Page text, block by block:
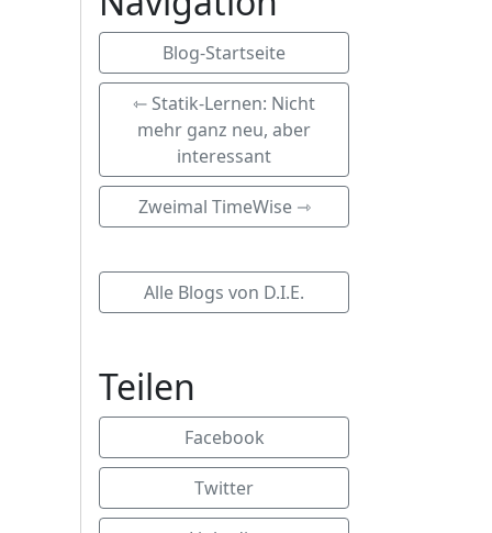
Blog-Startseite
⇽ Statik-Lernen: Nicht
mehr ganz neu, aber
interessant
Zweimal TimeWise ⇾
Alle Blogs von D.I.E.
Teilen
Facebook
Twitter